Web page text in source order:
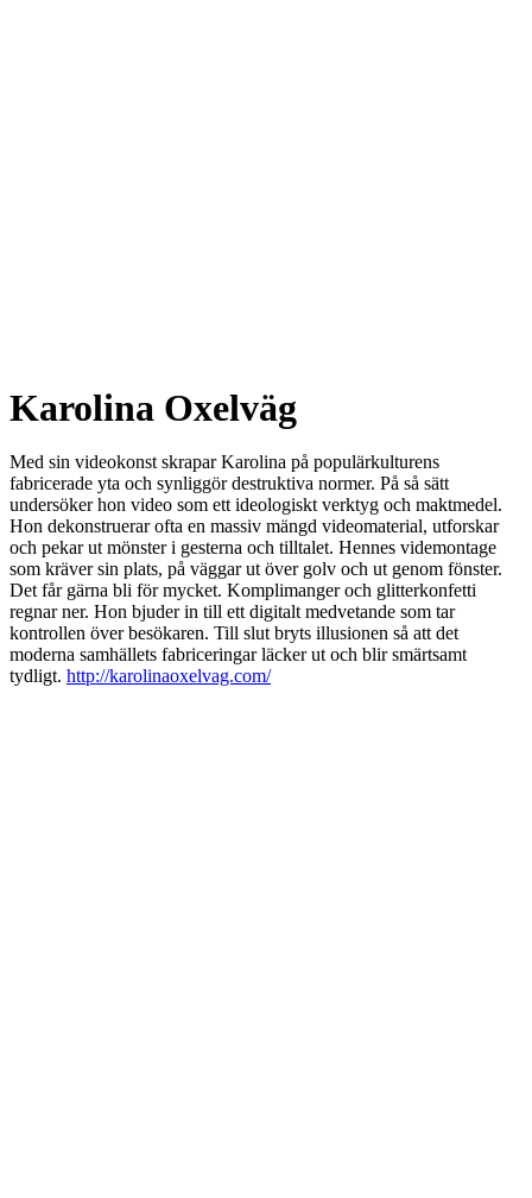
Karolina Oxelväg
Med sin videokonst skrapar Karolina på populärkulturens
fabricerade yta och synliggör destruktiva normer. På så sätt
undersöker hon video som ett ideologiskt verktyg och maktmedel.
Hon dekonstruerar ofta en massiv mängd videomaterial, utforskar
och pekar ut mönster i gesterna och tilltalet. Hennes videmontage
som kräver sin plats, på väggar ut över golv och ut genom fönster.
Det får gärna bli för mycket. Komplimanger och glitterkonfetti
regnar ner. Hon bjuder in till ett digitalt medvetande som tar
kontrollen över besökaren. Till slut bryts illusionen så att det
moderna samhällets fabriceringar läcker ut och blir smärtsamt
tydligt. http://karolinaoxelvag.com/